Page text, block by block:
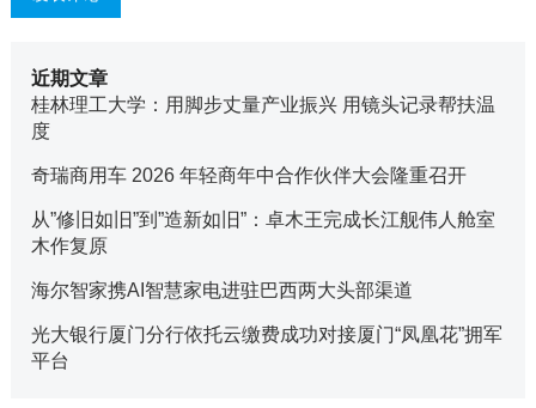
近期文章
桂林理工大学：用脚步丈量产业振兴 用镜头记录帮扶温
度
奇瑞商用车 2026 年轻商年中合作伙伴大会隆重召开
从”修旧如旧”到”造新如旧”：卓木王完成长江舰伟人舱室
木作复原
海尔智家携AI智慧家电进驻巴西两大头部渠道
光大银行厦门分行依托云缴费成功对接厦门“凤凰花”拥军
平台